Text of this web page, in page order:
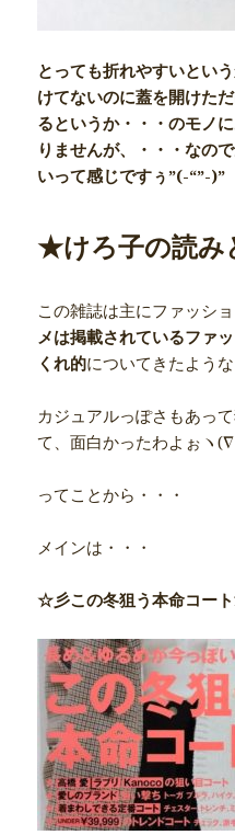
とっても折れやすいとい
けてないのに蓋を開けた
るというか・・・のモノ
りませんが、・・・なの
いって感じですぅ”(-“”-)”
★けろ子の読
この雑誌は主にファッシ
メは掲載されているファ
くれ的についてきたよう
カジュアルっぽさもあっ
て、面白かったわよぉヽ
ってことから・・・
メインは・・・
☆彡この冬狙う本命コー